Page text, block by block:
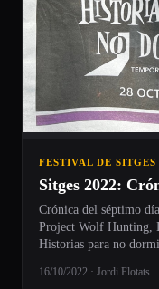
FESTIVAL DE SITGES
Sitges 2022:
Crónica del séptimo
Project Wolf Hunting,
Historias para no
16/10/2022 · Jordi Flotats